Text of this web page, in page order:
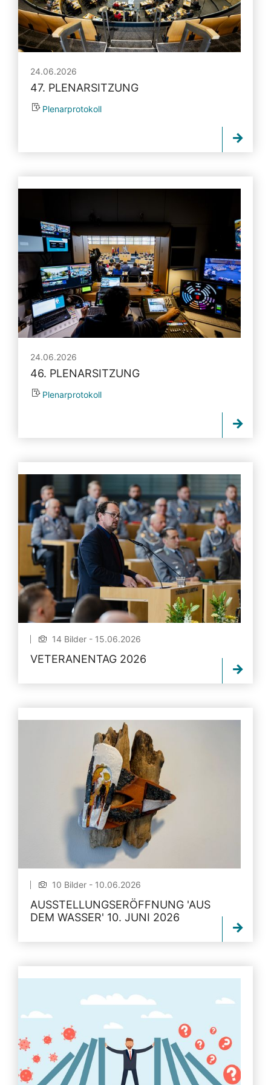
24.06.2026
47. PLENARSITZUNG
Plenarprotokoll
24.06.2026
46. PLENARSITZUNG
Plenarprotokoll
14 Bilder - 15.06.2026
VETERANENTAG 2026
10 Bilder - 10.06.2026
AUSSTELLUNGSERÖFFNUNG 'AUS
DEM WASSER' 10. JUNI 2026